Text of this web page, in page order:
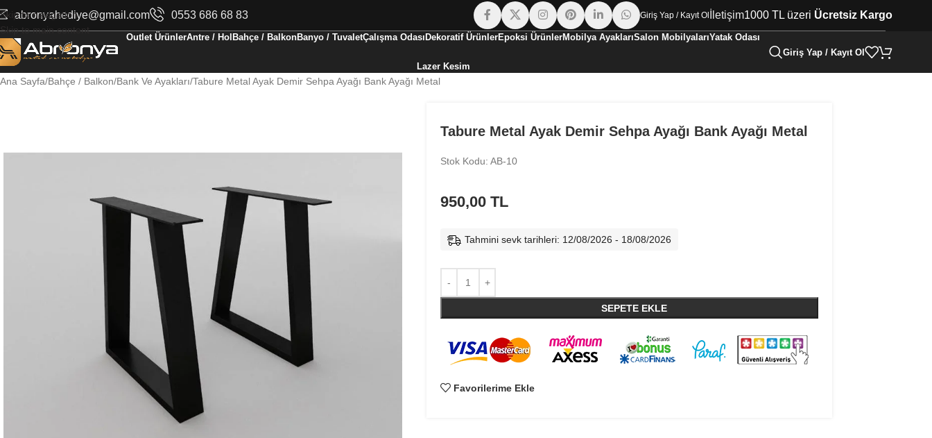
Skip to navigation
Skip to main content
abronyahediye@gmail.com 0553 686 68 83 Giriş Yap / Kayıt Ol İletişim1000 TL üzeri Ücretsiz Kargo
Outlet ÜrünlerAntre / Hol Bahçe / BalkonBanyo / TuvaletÇalışma Odası Dekoratif ÜrünlerEpoksi ÜrünlerMobilya AyaklarıSalon MobilyalarıYatak Odası
Lazer Kesim
Giriş Yap / Kayıt Ol
Ana Sayfa Bahçe / Balkon Bank Ve Ayakları Tabure Metal Ayak Demir Sehpa Ayağı Bank Ayağı Metal
Tabure Metal Ayak Demir Sehpa Ayağı Bank Ayağı Metal
Stok Kodu: AB-10
950,00 TL
Tahmini sevk tarihleri: 12/08/2026 - 18/08/2026
SEPETE EKLE
Favorilerime Ekle